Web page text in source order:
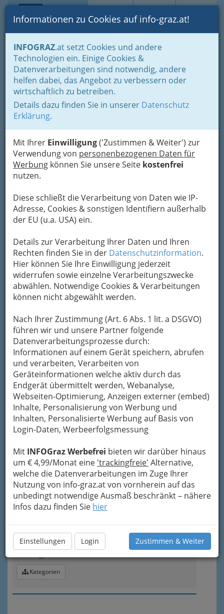
Suche Login Toggle
Informationen zu Cookies auf info-graz.at!
INFOGRAZ.at setzt Cookies und andere
Technologien ein. Einige Cookies &
Datenverarbeitungen sind notwendig, andere
helfen dabei, das Angebot zu verbessern oder
wirtschaftlich zu betreiben.
Details dazu finden Sie in unserer Datenschutz
Erklärung.
Mit Ihrer Einwilligung('Zustimmen & Weiter') zur
Verwendung von personenbezogenen Daten für
Werbung können Sie unsere Seite kostenfrei
nutzen.
Diese schließt die Verarbeitung von Daten wie IP-
Adresse, Cookies & sonstigen Identifiern außerhalb
der EU (u.a. USA) ein.
Details zur Verarbeitung Ihrer Daten und Ihren
Rechten finden Sie in der Datenschutzinformation.
Hier können Sie Ihre Einwilligung jederzeit
widerrufen sowie einzelne Verarbeitungszwecke
abwählen. Notwendige Cookies & Verarbeitungen
können nicht abgewählt werden.
Nach Ihrer Zustimmung (Art. 6 Abs. 1 lit. a DSGVO)
führen wir und unsere Partner folgende
Datenverarbeitungsprozesse durch:
Informationen auf einem Gerät speichern, abrufen
und verarbeiten, Verarbeiten von
Geräteinformationen welche aktiv durch das
Endgerät übermittelt werden, Webanalyse,
Webseiten-Optimierung, Anzeigen externer (embed)
Inhalte, Personalisierung von Werbung und
Inhalten, Personalisierte Werbung auf Basis von
Login-Daten, Werbeerfolgsmessung
Mit INFOGraz Werbefrei bieten wir darüber hinaus
um € 4,99/Monat eine 'trackingfreie' Alternative,
welche die Datenverarbeitungen im Zuge Ihrer
Nutzung von info-graz.at von vornherein auf das
unbedingt notwendige Ausmaß beschränkt – nähere
Infos dazu finden Sie hier
Einstellungen Login Zustimmen & Weiter
Home Gastronomie
Beisln, Bars, Pubs & Wein
Buschenschenken oder Buschenschänken
Buschenschenken nach Orten
Hitzendorf
Hitzendorf
Bezirksauswahl
Alle Bezirke
Weingut Rudolf Höller
+43 3123 2297
+43 3123 2297-4
Karte & Routenplaner
Kategorien
2
Buschenschank Mausser
Niederberg 4, 8151 Hitzendorf
+43 316 573 459
+43 316 573 459-30
E-Mail
Karte & Routenplaner
Eintrag ändern
Kategorien
Buschenschank Slanetz
Attendorfberg 44, 8151 Hitzendorf
+43 3137 2651
+43 3137 483 02
Karte & Routenplaner
Eintrag ändern
Kategorien
4
Buschenschank Stern vulgo Ponigl
+43 3123 2278
E-Mail
Karte & Routenplaner
Kategorien